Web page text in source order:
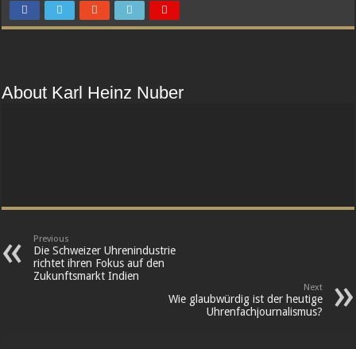
About Karl Heinz Nuber
Previous
Die Schweizer Uhrenindustrie
richtet ihren Fokus auf den
Zukunftsmarkt Indien
Next
Wie glaubwürdig ist der heutige
Uhrenfachjournalismus?